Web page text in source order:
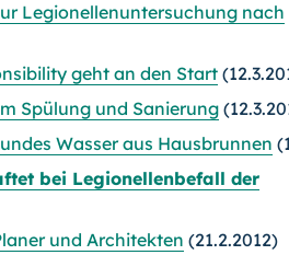
Legionellenuntersuchung nach
geht an den Start
Spülung und Sanierung
Wasser aus Hausbrunnen
bei Legionellenbefall der
und Architekten (21.2.2012)